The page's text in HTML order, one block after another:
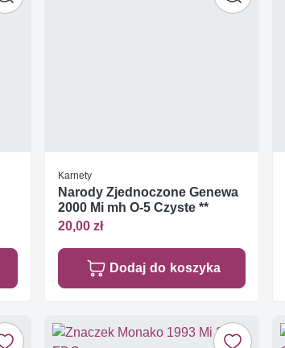
Karnety
Narody Zjednoczone Genewa
2000 Mi mh O-5 Czyste **
20,00 zł
Dodaj do koszyka